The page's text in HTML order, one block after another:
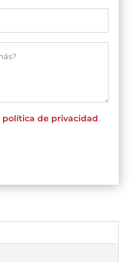
política de privacidad.